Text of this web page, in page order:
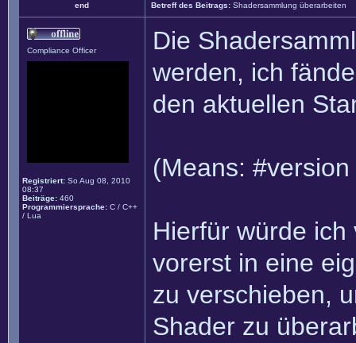
end Betreff des Beitrags: Shadersammlung überarbeiten
Compliance Officer
Registriert: So Aug 08, 2010
08:37
Beiträge: 460
Programmiersprache: C / C++
/ Lua
Die
werden, ich
den aktuellen
(Means:
Hierfür würde
vorerst in eine
zu verschieben,
Shader zu